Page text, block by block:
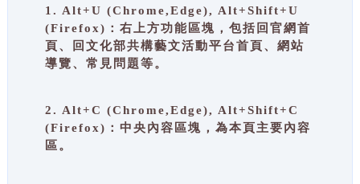
1. Alt+U (Chrome,Edge), Alt+Shift+U
(Firefox)：右上方功能區塊，包括回官網首
頁、回文化部共構藝文活動平台首頁、網站
導覽、常見問題等。
2. Alt+C (Chrome,Edge), Alt+Shift+C
(Firefox)：中央內容區塊，為本頁主要內容
區。